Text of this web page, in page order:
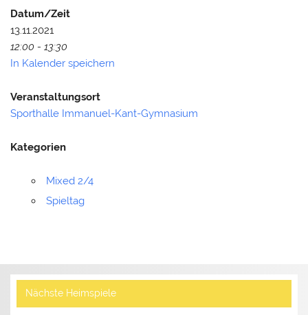
Datum/Zeit
13.11.2021
12:00 - 13:30
In Kalender speichern
Veranstaltungsort
Sporthalle Immanuel-Kant-Gymnasium
Kategorien
Mixed 2/4
Spieltag
Nächste Heimspiele